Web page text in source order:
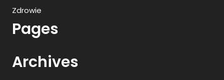
Zdrowie
Pages
Archives